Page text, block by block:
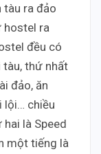
tàu ra đảo
hostel ra
đều có
tàu, thứ nhất
đảo, ăn
lội… chiều
là Speed
một tiếng là